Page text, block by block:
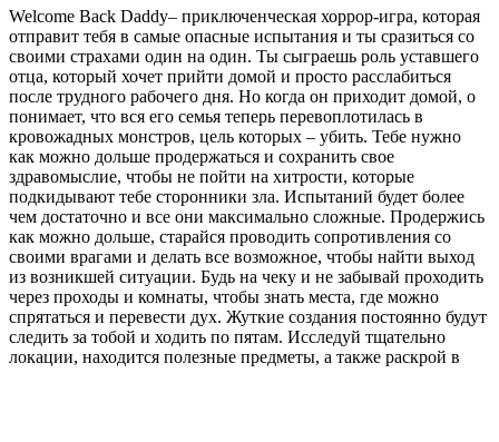
Welcome Back Daddy– приключенческая хоррор-игра, которая
отправит тебя в самые опасные испытания и ты сразиться со
своими страхами один на один. Ты сыграешь роль уставшего
отца, который хочет прийти домой и просто расслабиться
после трудного рабочего дня. Но когда он приходит домой, о
понимает, что вся его семья теперь перевоплотилась в
кровожадных монстров, цель которых – убить. Тебе нужно
как можно дольше продержаться и сохранить свое
здравомыслие, чтобы не пойти на хитрости, которые
подкидывают тебе сторонники зла. Испытаний будет более
чем достаточно и все они максимально сложные. Продержись
как можно дольше, старайся проводить сопротивления со
своими врагами и делать все возможное, чтобы найти выход
из возникшей ситуации. Будь на чеку и не забывай проходить
через проходы и комнаты, чтобы знать места, где можно
спрятаться и перевести дух. Жуткие создания постоянно будут
следить за тобой и ходить по пятам. Исследуй тщательно
локации, находится полезные предметы, а также раскрой в